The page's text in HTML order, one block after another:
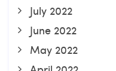
July 2022
June 2022
May 2022